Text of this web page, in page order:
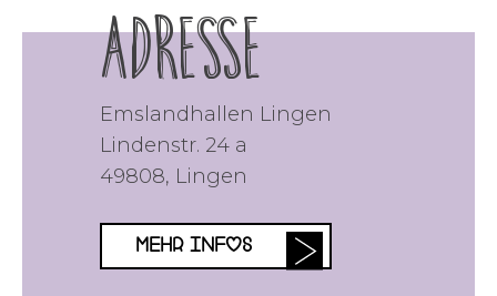
Adresse
Emslandhallen Lingen
Lindenstr. 24 a
49808, Lingen
MEHR INFOS